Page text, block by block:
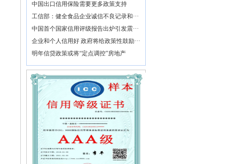
中国出口信用保险需要更多政策支持
工信部：健全食品企业诚信不良记录和···
中国首个国家信用评级报告出炉引发震···
企业和个人信用好 政府将给政策性鼓励···
明年信贷政策或将“定点调控”房地产